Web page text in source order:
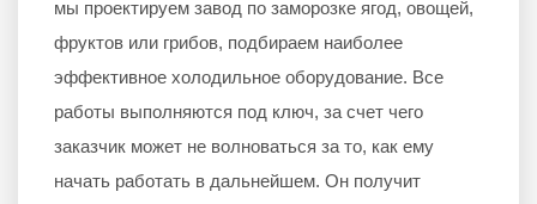
мы проектируем завод по заморозке ягод, овощей,
фруктов или грибов, подбираем наиболее
эффективное холодильное оборудование. Все
работы выполняются под ключ, за счет чего
заказчик может не волноваться за то, как ему
начать работать в дальнейшем. Он получит